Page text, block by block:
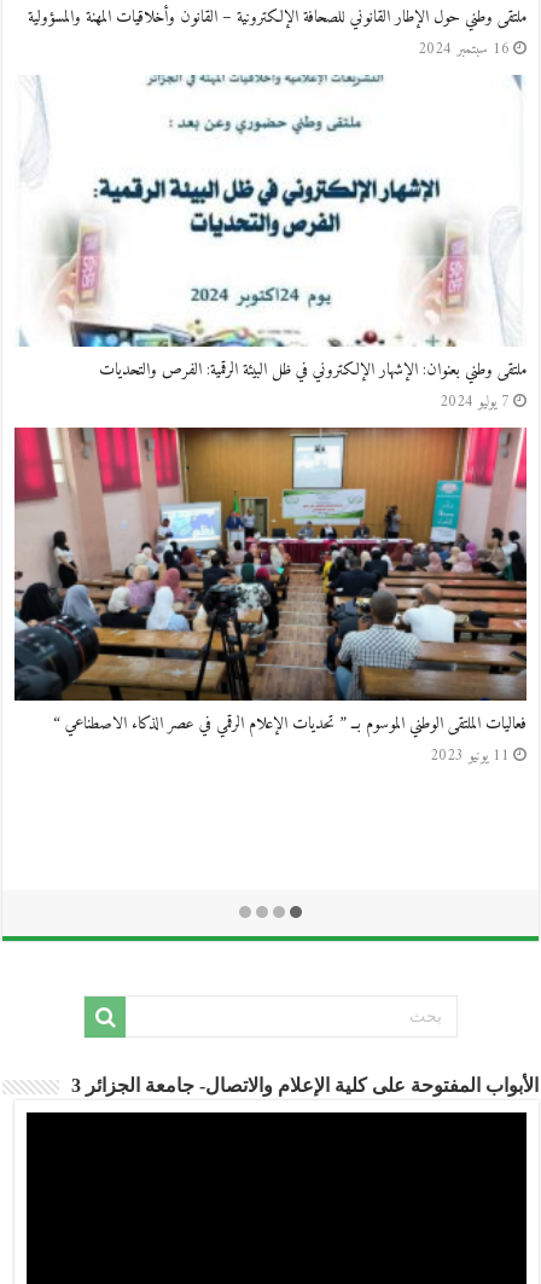
ملتقى وطني حول الإطار القانوني للصحافة الإلكترونية – القانون وأخلاقيات المهنة والمسؤولية
16 سبتمبر 2024
ملتقى وطني بعنوان: الإشهار الإلكتروني في ظل البيئة الرقمية: الفرص والتحديات
7 يوليو 2024
فعاليات الملتقى الوطني الموسوم بــ ” تحديات الإعلام الرقمي في عصر الذكاء الاصطناعي “
11 يونيو 2023
المفتوحة على كلية الإعلام والاتصال- جامعة الجزائر 3